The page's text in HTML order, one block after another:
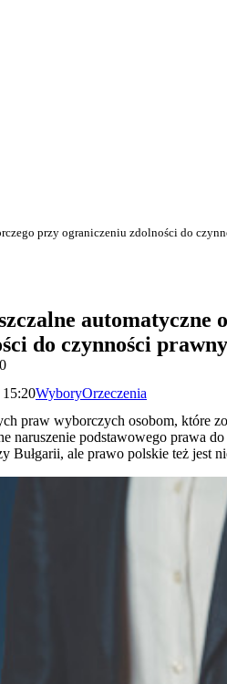
przy ograniczeniu zdolności do
automatyczne
do czynności
15:20WyboryOrzeczenia
praw wyborczych osobom, które
naruszenie podstawowego prawa
Bułgarii, ale prawo polskie też jest